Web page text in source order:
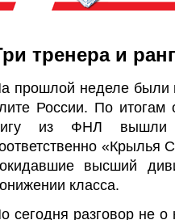
тренера и
прошлой неделе были
России. По итогам
из ФНЛ вышли
«Крылья
высший
класса.
сегодня разговор не